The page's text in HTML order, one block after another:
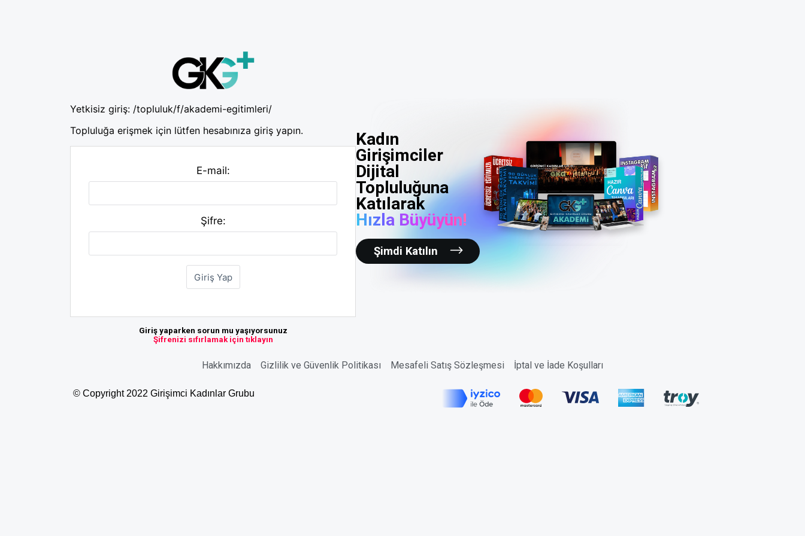
Yetkisiz giriş: /topluluk/f/akademi-egitimleri/
Topluluğa erişmek için lütfen hesabınıza giriş yapın.
E-mail:
Şifre:
Giriş yaparken sorun mu yaşıyorsunuz
Şifrenizi sıfırlamak için tıklayın
Kadın
Girişimciler
Dijital
Topluluğuna
Katılarak
Hızla Büyüyün!
Şimdi Katılın
Hakkımızda Gizlilik ve Güvenlik Politikası Mesafeli Satış Sözleşmesi İptal ve İade Koşulları
© Copyright 2022 Girişimci Kadınlar Grubu